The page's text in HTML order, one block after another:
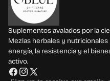
Suplementos avalados por la
Mezlas herbales y nutricionales
energía, la resistencia y el
activo.
F
I X